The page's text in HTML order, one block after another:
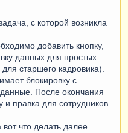
с которой возникла
добавить кнопку,
данных для простых
старшего кадровика).
блокировку с
После окончания
и правка для сотрудников
что делать далее..